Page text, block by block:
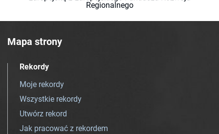
Regionalnego
Mapa strony
Rekordy
Moje rekordy
Wszystkie rekordy
Utwórz rekord
Jak pracować z rekordem